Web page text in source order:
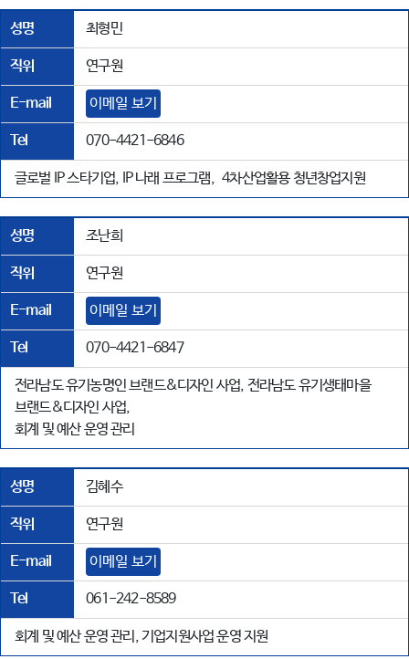
성명 최형민
직위 연구원
E-mail 이메일 보기
Tel 070-4421-6846
글로벌 IP 스타기업, IP 나래 프로그램, 4차산업활용 청년창업지원
성명 조난희
직위 연구원
E-mail 이메일 보기
Tel 070-4421-6847
전라남도 유기농명인 브랜드&디자인 사업, 전라남도 유기생태마을
브랜드&디자인 사업,
회계 및 예산 운영 관리
성명 김혜수
직위 연구원
E-mail 이메일 보기
Tel 061-242-8589
회계 및 예산 운영 관리, 기업지원사업 운영 지원